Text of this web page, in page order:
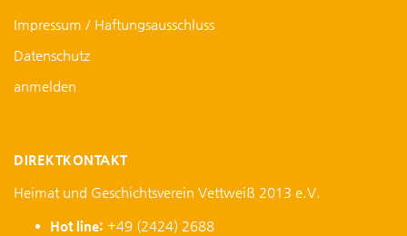
Impressum / Haftungsausschluss
Datenschutz
anmelden
DIREKTKONTAKT
Heimat und Geschichtsverein Vettweiß 2013 e.V.
Hot line: +49 (2424) 2688